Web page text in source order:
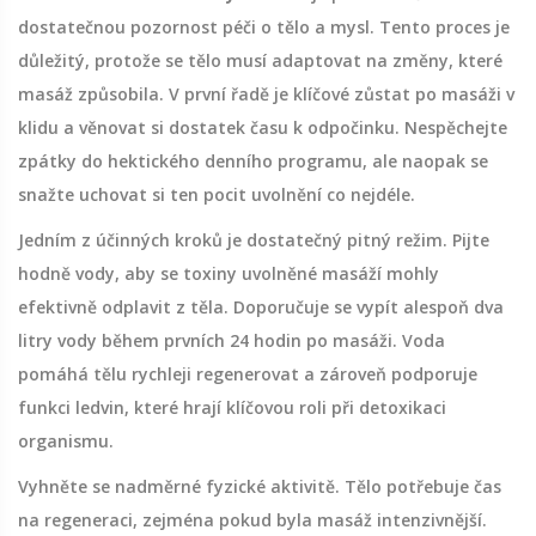
dostatečnou pozornost péči o tělo a mysl. Tento proces je
důležitý, protože se tělo musí adaptovat na změny, které
masáž způsobila. V první řadě je klíčové zůstat po masáži v
klidu a věnovat si dostatek času k odpočinku. Nespěchejte
zpátky do hektického denního programu, ale naopak se
snažte uchovat si ten pocit uvolnění co nejdéle.
Jedním z účinných kroků je dostatečný pitný režim. Pijte
hodně vody, aby se toxiny uvolněné masáží mohly
efektivně odplavit z těla. Doporučuje se vypít alespoň dva
litry vody během prvních 24 hodin po masáži. Voda
pomáhá tělu rychleji regenerovat a zároveň podporuje
funkci ledvin, které hrají klíčovou roli při detoxikaci
organismu.
Vyhněte se nadměrné fyzické aktivitě. Tělo potřebuje čas
na regeneraci, zejména pokud byla masáž intenzivnější.